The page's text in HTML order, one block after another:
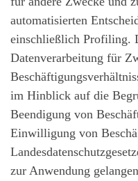
automatisierten
einschließlich Profiling.
Datenverarbeitung für
im Hinblick auf die
Beendigung von
Einwilligung von
zur Anwendung